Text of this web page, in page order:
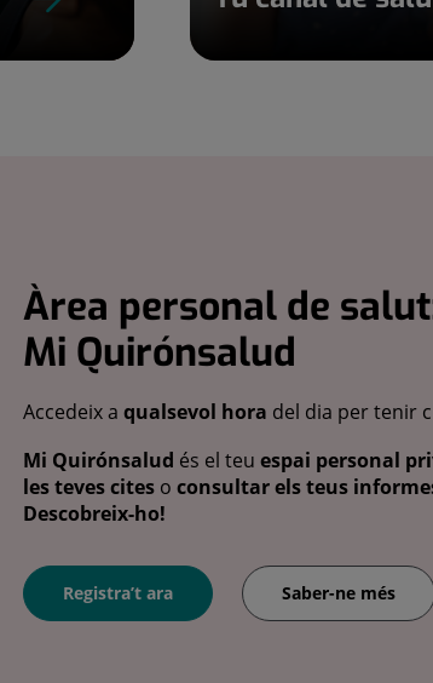
Àrea personal de
Mi Quirónsalud
Accedeix a qualsevol hora del dia per tenir
Mi Quirónsalud és el teu espai personal
les teves cites o consultar els teus
Descobreix-ho!
Registra’t ara Saber-ne més